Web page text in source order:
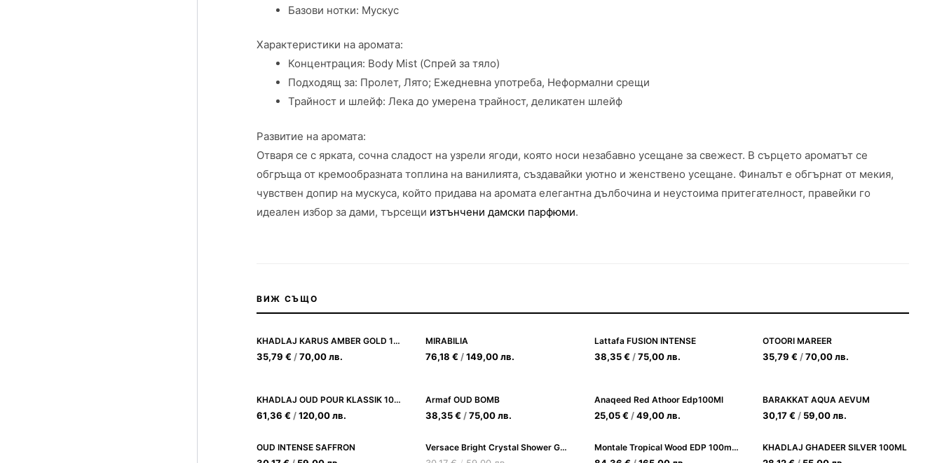
Базови нотки: Мускус
Характеристики на аромата:
Концентрация: Body Mist (Спрей за тяло)
Подходящ за: Пролет, Лято; Ежедневна употреба, Неформални срещи
Трайност и шлейф: Лека до умерена трайност, деликатен шлейф
Развитие на аромата:
Отваря се с ярката, сочна сладост на узрели ягоди, която носи незабавно усещане за свежест. В сърцето ароматът се
обгръща от кремообразната топлина на ванилията, създавайки уютно и женствено усещане. Финалът е обгърнат от мекия,
чувствен допир на мускуса, който придава на аромата елегантна дълбочина и неустоима притегателност, правейки го
идеален избор за дами, търсещи изтънчени дамски парфюми.
ВИЖ СЪЩО
KHADLAJ KARUS AMBER GOLD 100ML
35,79 € /70,00лв.
MIRABILIA
76,18 € /149,00лв.
Lattafa FUSION INTENSE
38,35€ /75,00лв.
OTOORI MAREER
35,79€ /70,00лв.
KHADLAJ OUD POUR KLASSIK 100 ML
61,36 € /120,00лв.
Armaf OUD BOMB
38,35€ /75,00лв.
Anaqeed Red Athoor Edp100Ml
25,05€ /49,00лв.
BARAKKAT AQUA AEVUM
30,17€ / 59,00лв.
OUD INTENSE SAFFRON Versace Bright Crystal Shower Gel200 ml Montale Tropical Wood EDP 100ml Унисекс KHADLAJ GHADEER SILVER 100ML